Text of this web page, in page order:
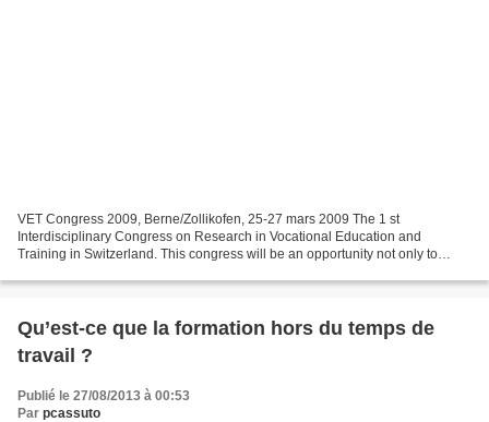
VET Congress 2009, Berne/Zollikofen, 25-27 mars 2009 The 1 st
Interdisciplinary Congress on Research in Vocational Education and
Training in Switzerland. This congress will be an opportunity not only to
Qu’est-ce que la formation hors du temps de
travail ?
Publié le 27/08/2013 à 00:53
Par pcassuto